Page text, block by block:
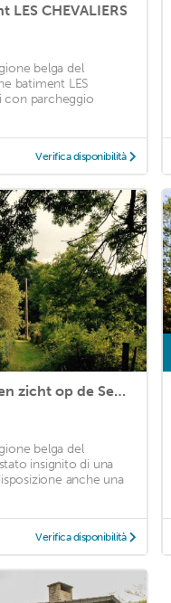
CHEVALIERS
belga del
batiment LES
con parcheggio
Verifica disponibilità
vakantiehuis met hottub en zicht op de Semois
belga del
insignito di una
anche una
Verifica disponibilità